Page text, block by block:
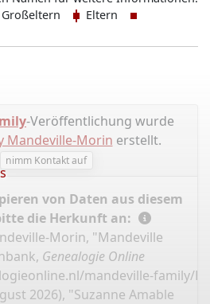
Großeltern
Eltern
-Veröffentlichung wurde
Mandeville-Morin erstellt.
nimm Kontakt auf
von Daten aus diesem
die Herkunft an:
Morin, "Mandeville
Genealogie Online
mandeville-family/
2026), "Suzanne Amable